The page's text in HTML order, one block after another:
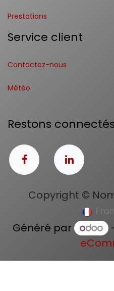
Prestations
Service client
Contactez-nous
Météo
Restons connectés
Copyright ©
Généré par